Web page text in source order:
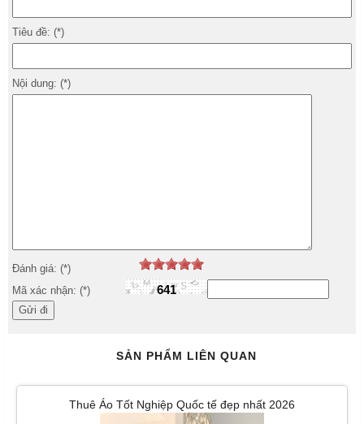
Tiêu đề: (*)
Nội dung: (*)
Đánh giá: (*)
Mã xác nhận: (*)
641
SẢN PHẨM LIÊN QUAN
Thuê Áo Tốt Nghiệp Quốc tế đẹp nhất 2026